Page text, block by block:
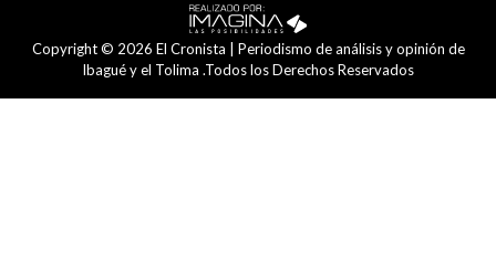
Copyright © 2026 El Cronista | Periodismo de análisis y opinión de
Ibagué y el Tolima .Todos los Derechos Reservados